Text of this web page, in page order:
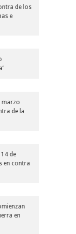
de los
e
marzo
de la
14 de
en contra
en